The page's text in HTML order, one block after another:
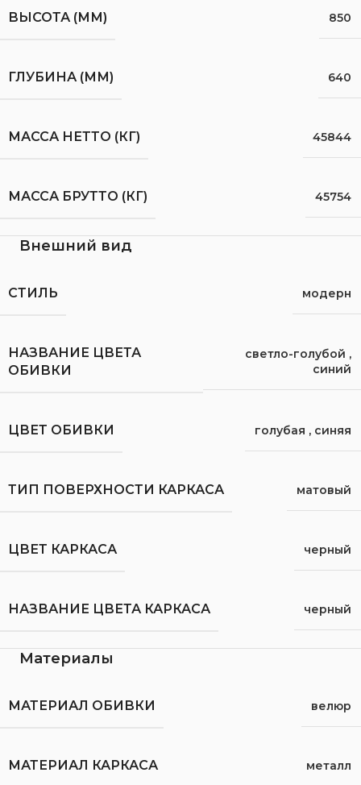
ВЫСОТА (ММ) 850
ГЛУБИНА (ММ) 640
МАССА НЕТТО (КГ) 45844
МАССА БРУТТО (КГ) 45754
Внешний вид
СТИЛЬ модерн
НАЗВАНИЕ ЦВЕТА
ОБИВКИ
светло-голубой ,
синий
ЦВЕТ ОБИВКИ голубая , синяя
ТИП ПОВЕРХНОСТИ КАРКАСА матовый
ЦВЕТ КАРКАСА черный
НАЗВАНИЕ ЦВЕТА КАРКАСА черный
Материалы
МАТЕРИАЛ ОБИВКИ велюр
МАТЕРИАЛ КАРКАСА металл